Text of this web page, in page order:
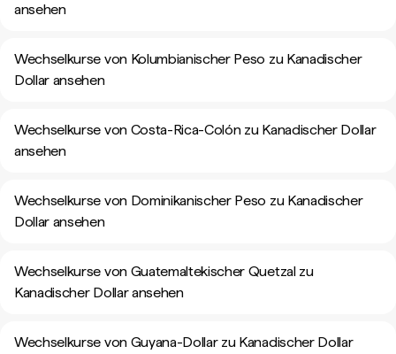
ansehen
Wechselkurse von Kolumbianischer Peso zu Kanadischer
Dollar ansehen
Wechselkurse von Costa-Rica-Colón zu Kanadischer Dollar
ansehen
Wechselkurse von Dominikanischer Peso zu Kanadischer
Dollar ansehen
Wechselkurse von Guatemaltekischer Quetzal zu
Kanadischer Dollar ansehen
Wechselkurse von Guyana-Dollar zu Kanadischer Dollar